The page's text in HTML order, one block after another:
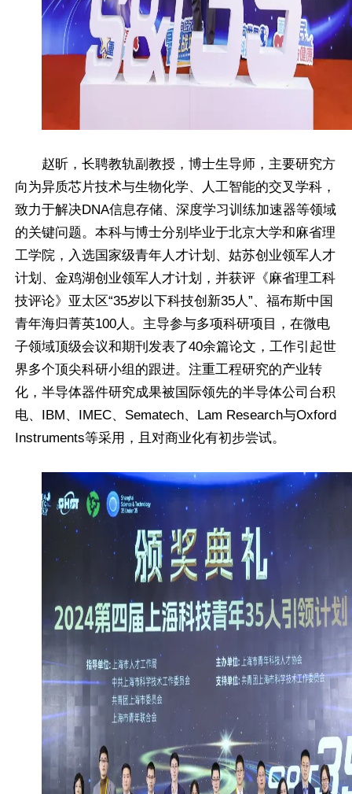
赵昕，长聘教轨副教授，博士生导师，主要研究方
向为异质芯片技术与生物化学、人工智能的交叉学科，
致力于解决DNA信息存储、深度学习训练加速器等领域
的关键问题。本科与博士分别毕业于北京大学和麻省理
工学院，入选国家级青年人才计划、姑苏创业领军人才
计划、金鸡湖创业领军人才计划，并获评《麻省理工科
技评论》亚太区“35岁以下科技创新35人”、福布斯中国
青年海归菁英100人。主导参与多项科研项目，在微电
子领域顶级会议和期刊发表了40余篇论文，工作引起世
界多个顶尖科研小组的跟进。注重工程研究的产业转
化，半导体器件研究成果被国际领先的半导体公司台积
电、IBM、IMEC、Sematech、Lam Research与Oxford
Instruments等采用，且对商业化有初步尝试。